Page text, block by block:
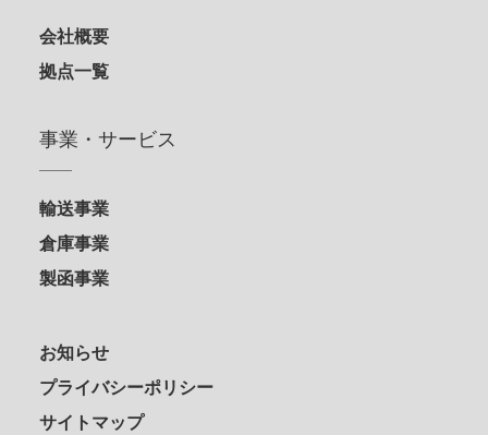
会社概要
拠点一覧
事業・サービス
輸送事業
倉庫事業
製函事業
お知らせ
プライバシーポリシー
サイトマップ